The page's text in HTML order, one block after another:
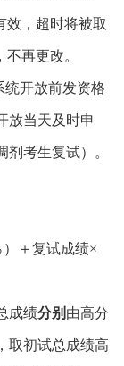
效，超时将被取
再更改。
统开放前发资格
放当天及时申
考生复试）。
＋复试成绩×
成绩分别 由高分
取初试总成绩高